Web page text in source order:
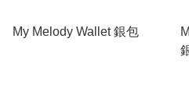
My Melody Wallet 銀包